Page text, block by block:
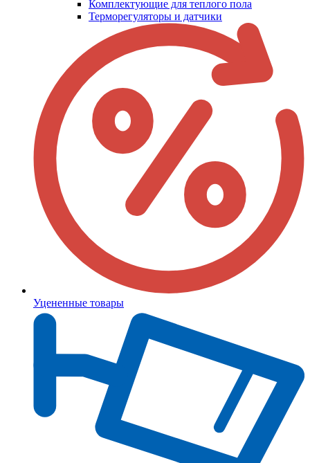
Комплектующие для теплого пола
Терморегуляторы и датчики
Уцененные товары